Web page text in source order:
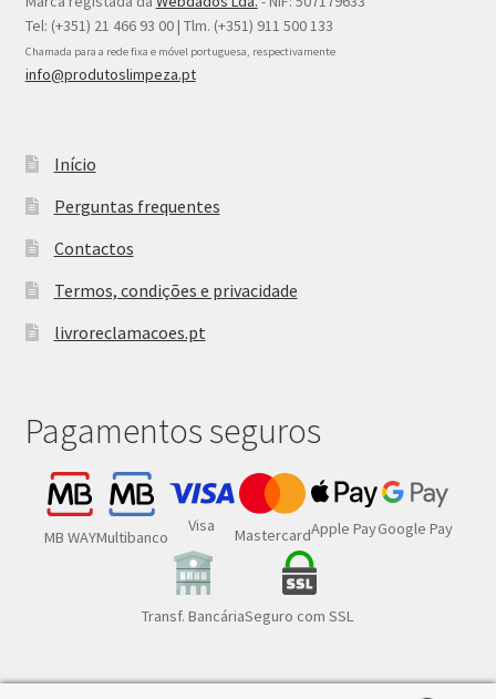
Tel: (+351) 21 466 93 00 | Tlm. (+351) 911 500 133
Chamada para a rede fixa e móvel portuguesa, respectivamente
info@produtoslimpeza.pt
Início
Perguntas frequentes
Contactos
Termos, condições e privacidade
livroreclamacoes.pt
Pagamentos seguros
MB WAYMultibanco
Visa MastercardApple PayGoogle Pay
Transf. BancáriaSeguro com SSL